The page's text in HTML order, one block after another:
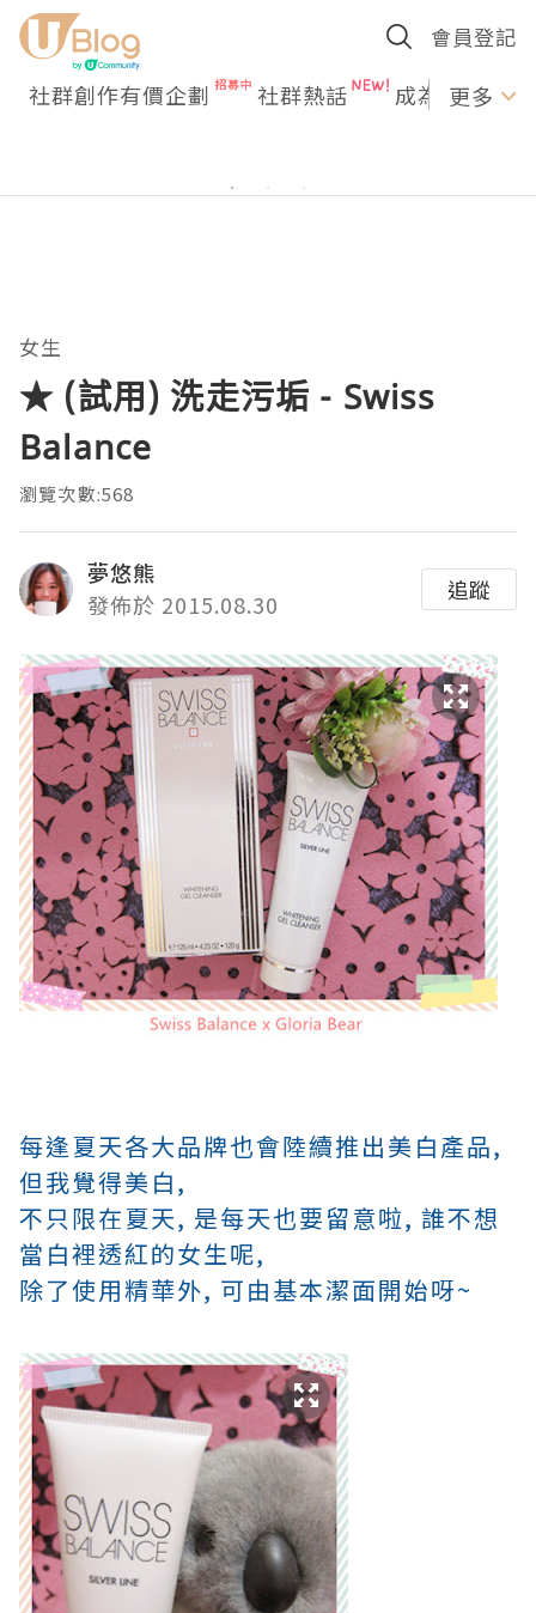
會員登記
社群創作有價企劃 社群熱話 成為U更多
女生
★ (試用) 洗走污垢 - Swiss
Balance
瀏覽次數:568
夢悠熊
發佈於 2015.08.30
追蹤
每逢夏天各大品牌也會陸續推出美白產品,
但我覺得美白,
不只限在夏天, 是每天也要留意啦, 誰不想
當白裡透紅的女生呢,
除了使用精華外, 可由基本潔面開始呀~